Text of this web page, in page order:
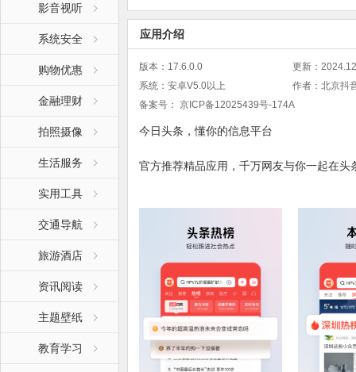
影音视听
系统安全
购物优惠
金融理财
拍照摄像
生活服务
实用工具
交通导航
旅游酒店
资讯阅读
主题壁纸
教育学习
应用介绍
版本： 17.6.0.0 更新：
系统： 安卓V5.0以上 作者： 北京抖
备案号： 京ICP备12025439号-174A
今日头条，懂你的信息平台
官方推荐精品应用，千万网友与你一起在头
发现生活记录生活 — 有精彩无广告短视频
专属领域满足个性 — 分类连载小说漫画超
【更新日志】:
修复了已知问题，提升了app的稳定性